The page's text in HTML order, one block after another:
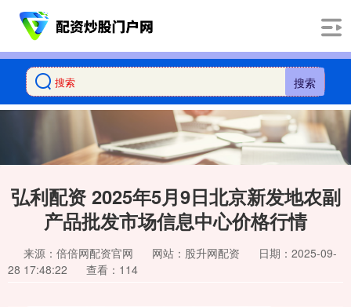
搜索
弘利配资 2025年5月9日北京新发地农副
产品批发市场信息中心价格行情
来源：倍倍网配资官网 网站：股升网配资
日期：2025-09-
28 17:48:22
查看：114